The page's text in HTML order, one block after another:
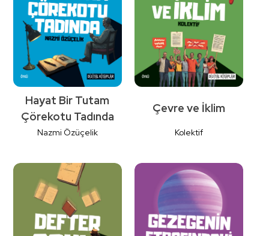
İncele İncele
Detaylı
Hayat Bir Tutam
Çörekotu Tadında
Nazmi Özüçelik
Detaylı
Çevre ve İklim
Kolektif